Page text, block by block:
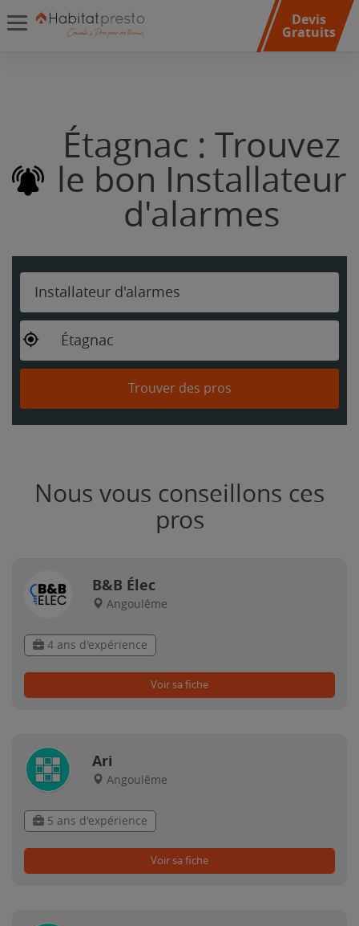
Devis
Gratuits
Étagnac : Trouvez
le bon Installateur
d'alarmes
Installateur d'alarmes
Étagnac
Trouver des pros
Nous vous conseillons ces
pros
B&B Élec
Angoulême
4 ans d'expérience
Voir sa fiche
Ari
Angoulême
5 ans d'expérience
Voir sa fiche